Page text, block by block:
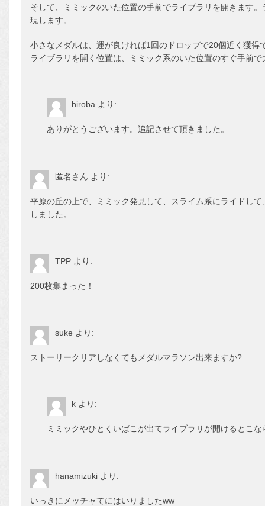
そして、ミミックのいた位置の手前でライブラリを開きます
現します。
小さなメダルは、運が良ければ1回のドロップで20個近く獲得
ライブラリを開く位置は、ミミック系のいた位置のすぐ手前で
hiroba より:
ありがとうございます。追記させて頂きました。
匿名さん より:
平原の丘の上で、ミミック発見して、スライム系にライドし
しました。
TPP より:
200枚集まった！
suke より:
ストーリークリアしなくてもメダルマラソン出来ますか?
k より:
ミミックやひとくいばこが出てライブラリが開けるとこ
hanamizuki より:
いっきにメッチャてにはいりましたww